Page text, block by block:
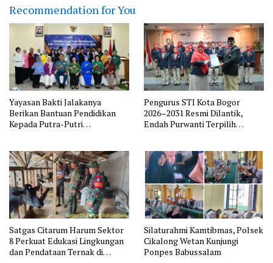
Recommendation for You
Yayasan Bakti Jalakanya
Berikan Bantuan Pendidikan
Kepada Putra-Putri
Pengurus STI Kota Bogor
2026–2031 Resmi Dilantik,
Endah Purwanti Terpilih
Satgas Citarum Harum Sektor
8 Perkuat Edukasi Lingkungan
dan Pendataan Ternak di
Silaturahmi Kamtibmas, Polsek
Cikalong Wetan Kunjungi
Ponpes Babussalam